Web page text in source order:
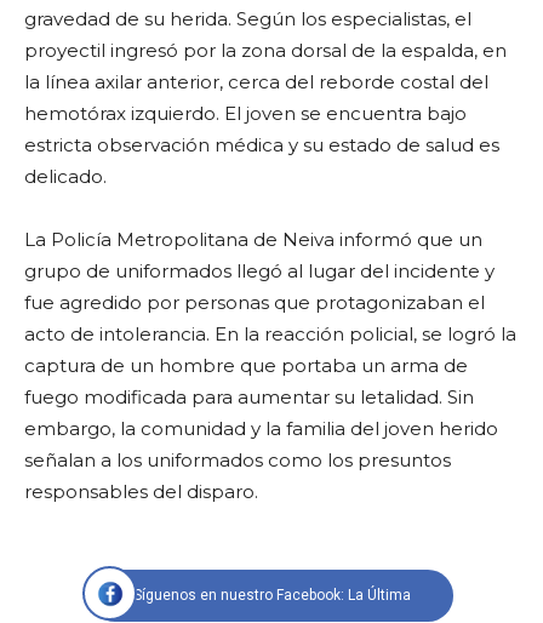
gravedad de su herida. Según los especialistas, el
proyectil ingresó por la zona dorsal de la espalda, en
la línea axilar anterior, cerca del reborde costal del
hemotórax izquierdo. El joven se encuentra bajo
estricta observación médica y su estado de salud es
delicado.
La Policía Metropolitana de Neiva informó que un
grupo de uniformados llegó al lugar del incidente y
fue agredido por personas que protagonizaban el
acto de intolerancia. En la reacción policial, se logró la
captura de un hombre que portaba un arma de
fuego modificada para aumentar su letalidad. Sin
embargo, la comunidad y la familia del joven herido
señalan a los uniformados como los presuntos
responsables del disparo.
Síguenos en nuestro Facebook: La Última